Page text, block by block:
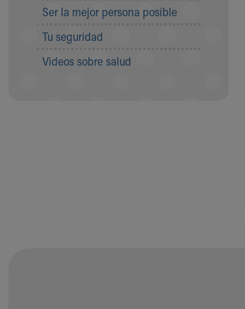
Cincinnati Children's
MyChart Telehealth Visits
Directions
Ser la mejor persona posible
Tu seguridad
Videos sobre salud